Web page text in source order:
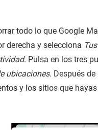
todo lo que Google
derecha y selecciona
. Pulsa en los tres
ubicaciones. Después de
y los sitios que